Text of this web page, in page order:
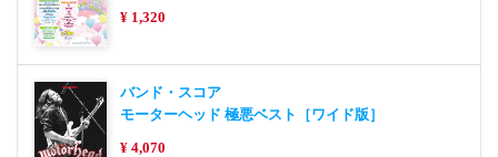
¥ 1,320
バンド・スコア
モーターヘッド 極悪ベスト［ワイド版］
¥ 4,070